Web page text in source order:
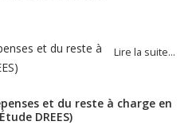
Lire la suite…
et du reste à charge en
DREES)